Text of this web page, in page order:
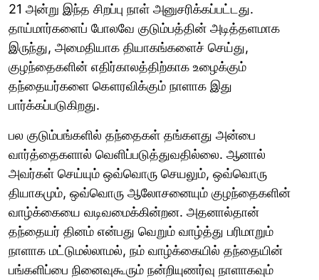
21 அன்று இந்த சிறப்பு நாள் அனுசரிக்கப்பட்டது.
தாய்மார்களைப் போலவே குடும்பத்தின் அடித்தளமாக
இருந்து, அமைதியாக தியாகங்களைச் செய்து,
குழந்தைகளின் எதிர்காலத்திற்காக உழைக்கும்
தந்தையர்களை கௌரவிக்கும் நாளாக இது
பார்க்கப்படுகிறது.
பல குடும்பங்களில் தந்தைகள் தங்களது அன்பை
வார்த்தைகளால் வெளிப்படுத்துவதில்லை. ஆனால்
அவர்கள் செய்யும் ஒவ்வொரு செயலும், ஒவ்வொரு
தியாகமும், ஒவ்வொரு ஆலோசனையும் குழந்தைகளின்
வாழ்க்கையை வடிவமைக்கின்றன. அதனால்தான்
தந்தையர் தினம் என்பது வெறும் வாழ்த்து பரிமாறும்
நாளாக மட்டுமல்லாமல், நம் வாழ்க்கையில் தந்தையின்
பங்களிப்பை நினைவுகூரும் நன்றியுணர்வு நாளாகவும்